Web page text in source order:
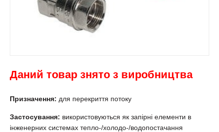
Даний товар знято з виробництва
Призначення: для перекриття потоку
Застосування: використовуються як запірні елементи в
інженерних системах тепло-/холодо-/водопостачання